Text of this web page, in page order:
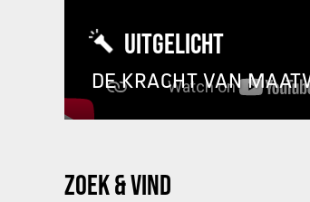
UITGELICHT
DE KRACHT VAN
ZOEK & VIND